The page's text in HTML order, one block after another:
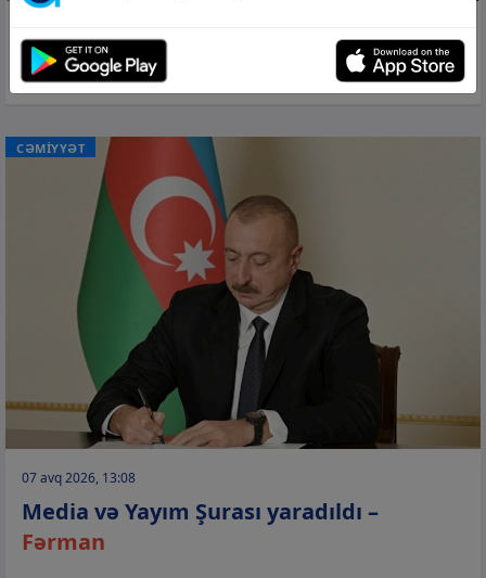
39 dərəcə isti olacaq – Sabahın havası
CƏMİYYƏT
07 avq 2026, 13:08
Media və Yayım Şurası yaradıldı –
Fərman